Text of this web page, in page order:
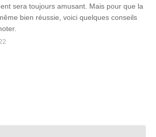
sera toujours amusant. Mais pour que la
bien réussie, voici quelques conseils